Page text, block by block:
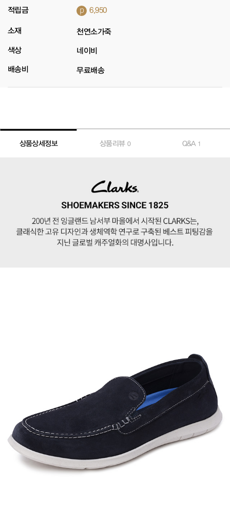
적립금 p 6,950
소재 천연소가죽
색상 네이비
배송비 무료배송
상품상세정보 상품리뷰 0 Q&A 1